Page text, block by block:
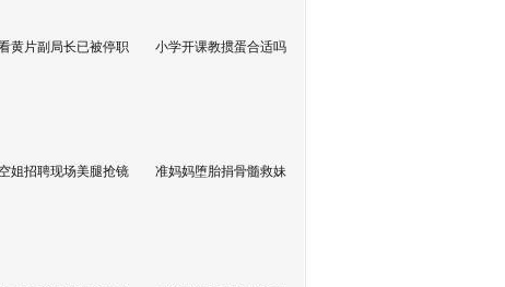
黄片副局长已被停职 小学开课教掼蛋合适吗
空姐招聘现场美腿抢镜 准妈妈堕胎捐骨髓救妹